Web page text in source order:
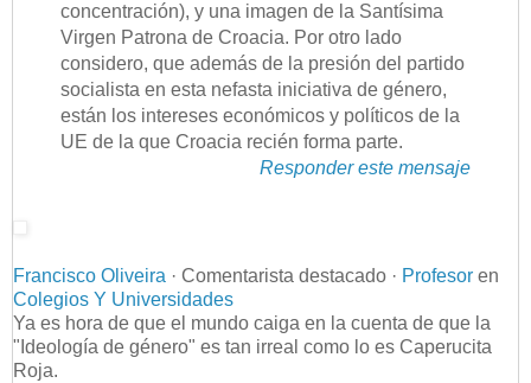
concentración), y una imagen de la Santísima
Virgen Patrona de Croacia. Por otro lado
considero, que además de la presión del partido
socialista en esta nefasta iniciativa de género,
están los intereses económicos y políticos de la
UE de la que Croacia recién forma parte.
Responder este mensaje
Francisco Oliveira · Comentarista destacado · Profesor en
Colegios Y Universidades
Ya es hora de que el mundo caiga en la cuenta de que la
"Ideología de género" es tan irreal como lo es Caperucita
Roja.